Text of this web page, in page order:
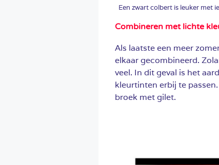
Een zwart colbert is leuker met
Combineren met lichte
Als laatste een meer
elkaar gecombineerd.
veel. In dit geval is het
kleurtinten erbij te
broek met gilet.